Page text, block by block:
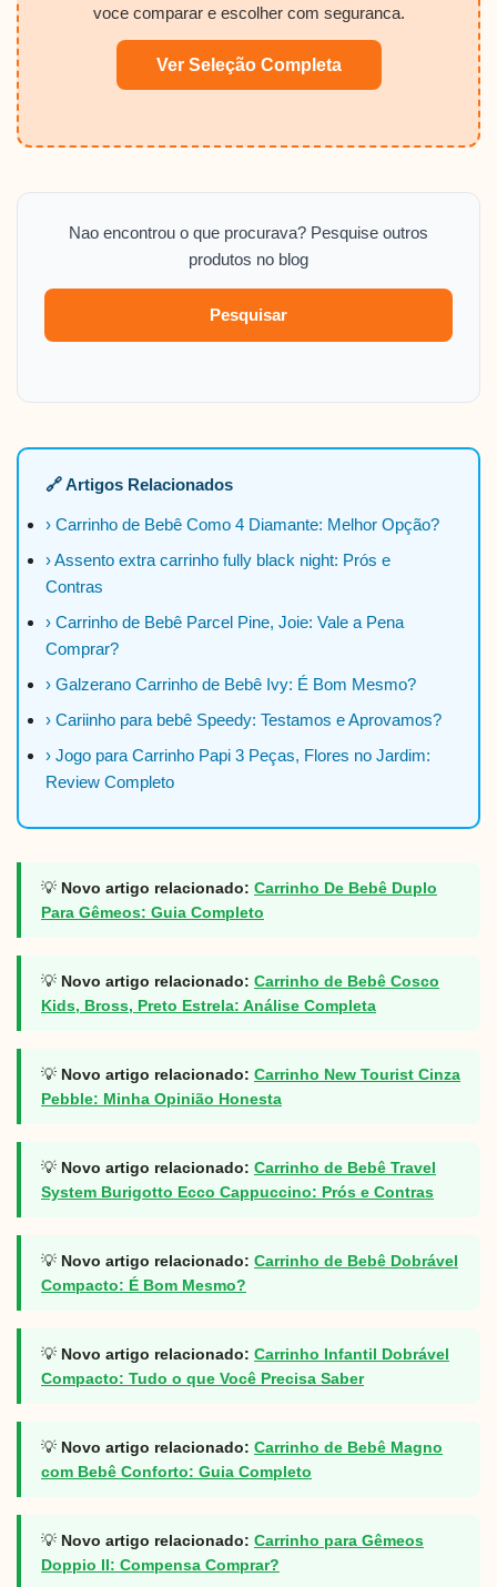
voce comparar e escolher com seguranca.
Ver Seleção Completa
Nao encontrou o que procurava? Pesquise outros
produtos no blog
Pesquisar
🔗 Artigos Relacionados
› Carrinho de Bebê Como 4 Diamante: Melhor Opção?
› Assento extra carrinho fully black night: Prós e
Contras
› Carrinho de Bebê Parcel Pine, Joie: Vale a Pena
Comprar?
› Galzerano Carrinho de Bebê Ivy: É Bom Mesmo?
› Cariinho para bebê Speedy: Testamos e Aprovamos?
› Jogo para Carrinho Papi 3 Peças, Flores no Jardim:
Review Completo
💡 Novo artigo relacionado: Carrinho De Bebê Duplo
Para Gêmeos: Guia Completo
💡 Novo artigo relacionado: Carrinho de Bebê Cosco
Kids, Bross, Preto Estrela: Análise Completa
💡 Novo artigo relacionado: Carrinho New Tourist Cinza
Pebble: Minha Opinião Honesta
💡 Novo artigo relacionado: Carrinho de Bebê Travel
System Burigotto Ecco Cappuccino: Prós e Contras
💡 Novo artigo relacionado: Carrinho de Bebê Dobrável
Compacto: É Bom Mesmo?
💡 Novo artigo relacionado: Carrinho Infantil Dobrável
Compacto: Tudo o que Você Precisa Saber
💡 Novo artigo relacionado: Carrinho de Bebê Magno
com Bebê Conforto: Guia Completo
💡 Novo artigo relacionado: Carrinho para Gêmeos
Doppio II: Compensa Comprar?